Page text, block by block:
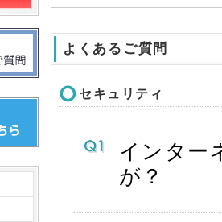
よくあるご質問
セキュリティ
インター
が？